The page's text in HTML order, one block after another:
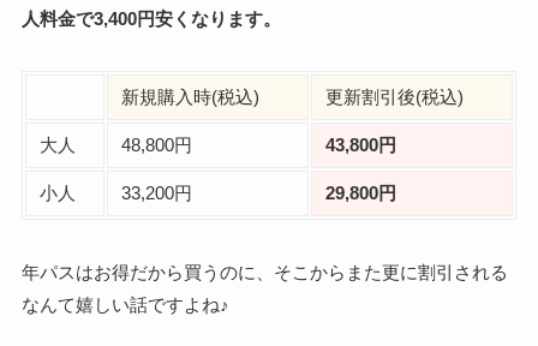
人料金で3,400円安くなります。
新規購入時(税込) 更新割引後(税込)
大人 48,800円 43,800円
小人 33,200円 29,800円
年パスはお得だから買うのに、そこからまた更に割引される
なんて嬉しい話ですよね♪